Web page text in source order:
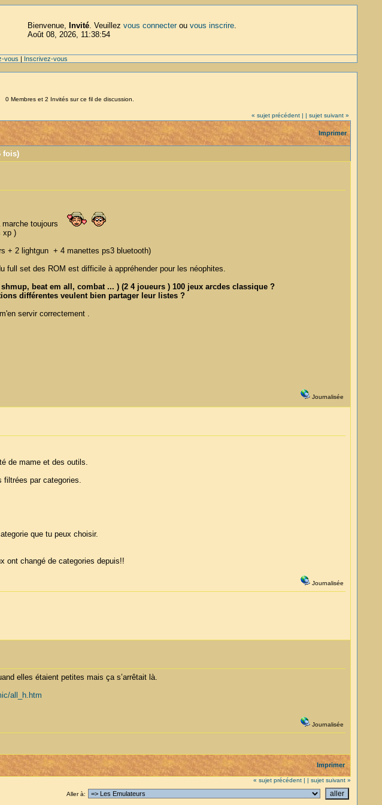
Bienvenue, Invité. Veuillez vous connecterou vous inscrire.
Août 08, 2026, 11:38:54
vous | Inscrivez-vous
0 Membres et 2 Invités sur ce fil de discussion.
« sujet précédent | | sujet suivant »
Imprimer
fois)
marche toujours
xp )
+ 2 lightgun + 4 manettes ps3 bluetooth)
full set des ROM est difficile à appréhender pour les néophites.
beat em all, combat ... ) (2 4 joueurs ) 100 jeux arcdes classique ?
différentes veulent bien partager leur listes ?
servir correctement .
Journalisée
de mame et des outils.
par categories.
que tu peux choisir.
ont changé de categories depuis!!
Journalisée
elles étaient petites mais ça s’arrêtait là.
all_h.htm
Journalisée
Imprimer
« sujet précédent | | sujet suivant »
Aller à: